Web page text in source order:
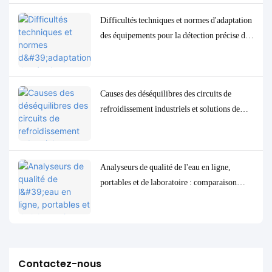
Difficultés techniques et normes d'adaptation
des équipements pour la détection précise des
Causes des déséquilibres des circuits de
refroidissement industriels et solutions de
Analyseurs de qualité de l'eau en ligne,
portables et de laboratoire : comparaison
Contactez-nous